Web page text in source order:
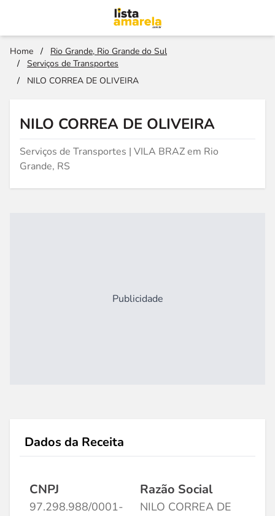
Home /
Rio Grande, Rio Grande do Sul
/
Serviços de Transportes
/
NILO CORREA DE OLIVEIRA
NILO CORREA DE OLIVEIRA
Serviços de Transportes | VILA BRAZ em Rio
Grande, RS
Publicidade
Dados da Receita
CNPJ
97.298.988/0001-
Razão Social
NILO CORREA DE